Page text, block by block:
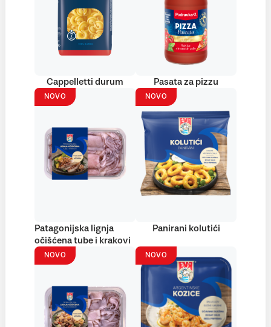
Cappelletti durum Pasata za pizzu
NOVO
Patagonijska lignja
očišćena tube i krakovi
NOVO
Panirani kolutići
NOVO NOVO